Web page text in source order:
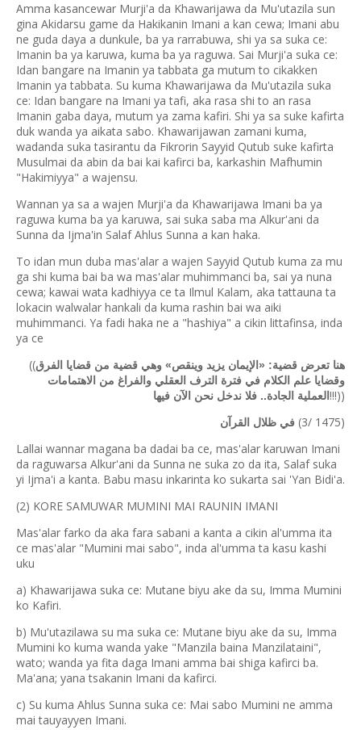
Amma kasancewar Murji'a da Khawarijawa da Mu'utazila sun
gina Akidarsu game da Hakikanin Imani a kan cewa; Imani abu
ne guda daya a dunkule, ba ya rarrabuwa, shi ya sa suka ce:
Imanin ba ya karuwa, kuma ba ya raguwa. Sai Murji'a suka ce:
Idan bangare na Imanin ya tabbata ga mutum to cikakken
Imanin ya tabbata. Su kuma Khawarijawa da Mu'utazila suka
ce: Idan bangare na Imani ya tafi, aka rasa shi to an rasa
Imanin gaba daya, mutum ya zama kafiri. Shi ya sa suke kafirta
duk wanda ya aikata sabo. Khawarijawan zamani kuma,
wadanda suka tasirantu da Fikrorin Sayyid Qutub suke kafirta
Musulmai da abin da bai kai kafirci ba, karkashin Mafhumin
"Hakimiyya" a wajensu.
Wannan ya sa a wajen Murji'a da Khawarijawa Imani ba ya
raguwa kuma ba ya karuwa, sai suka saba ma Alkur'ani da
Sunna da Ijma'in Salaf Ahlus Sunna a kan haka.
To idan mun duba mas'alar a wajen Sayyid Qutub kuma za mu
ga shi kuma bai ba wa mas'alar muhimmanci ba, sai ya nuna
cewa; kawai wata kadhiyya ce ta Ilmul Kalam, aka tattauna ta
lokacin walwalar hankali da kuma rashin bai wa aiki
muhimmanci. Ya fadi haka ne a "hashiya" a cikin littafinsa, inda
ya ce
((هنا تعرض قضية: «الإيمان يزيد وينقص» وهي قضية من قضايا الفرق
وقضايا علم الكلام في فترة الترف العقلي والفراغ من الاهتمامات
العملية الجادة.. فلا ندخل نحن الآن فيها !!!))
في ظلال القرآن (3/ 1475)
Lallai wannar magana ba dadai ba ce, mas'alar karuwan Imani
da raguwarsa Alkur'ani da Sunna ne suka zo da ita, Salaf suka
yi Ijma'i a kanta. Babu masu inkarinta ko sukarta sai 'Yan Bidi'a.
(2) KORE SAMUWAR MUMINI MAI RAUNIN IMANI
Mas'alar farko da aka fara sabani a kanta a cikin al'umma ita
ce mas'alar "Mumini mai sabo", inda al'umma ta kasu kashi
uku
a) Khawarijawa suka ce: Mutane biyu ake da su, Imma Mumini
ko Kafiri.
b) Mu'utazilawa su ma suka ce: Mutane biyu ake da su, Imma
Mumini ko kuma wanda yake "Manzila baina Manzilataini",
wato; wanda ya fita daga Imani amma bai shiga kafirci ba.
Ma'ana; yana tsakanin Imani da kafirci.
c) Su kuma Ahlus Sunna suka ce: Mai sabo Mumini ne amma
mai tauyayyen Imani.